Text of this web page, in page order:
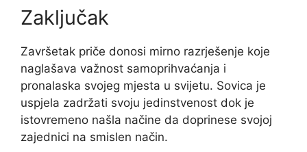
Zaključak
Završetak priče donosi mirno razrješenje koje
naglašava važnost samoprihvaćanja i
pronalaska svojeg mjesta u svijetu. Sovica je
uspjela zadržati svoju jedinstvenost dok je
istovremeno našla načine da doprinese svojoj
zajednici na smislen način.